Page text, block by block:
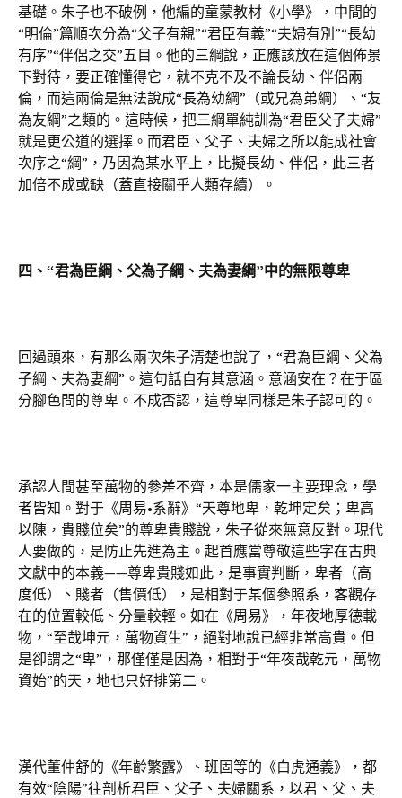
基礎。朱子也不破例，他編的童蒙教材《小學》，中間的
“明倫”篇順次分為“父子有親”“君臣有義”“夫婦有別”“長幼
有序”“伴侶之交”五目。他的三綱說，正應該放在這個佈景
下對待，要正確懂得它，就不克不及不論長幼、伴侶兩
倫，而這兩倫是無法說成“長為幼綱”（或兄為弟綱）、“友
為友綱”之類的。這時候，把三綱單純訓為“君臣父子夫婦”
就是更公道的選擇。而君臣、父子、夫婦之所以能成社會
次序之“綱”，乃因為某水平上，比擬長幼、伴侶，此三者
加倍不成或缺（蓋直接關乎人類存續）。
四、“君為臣綱、父為子綱、夫為妻綱”中的無限尊卑
回過頭來，有那么兩次朱子清楚也說了，“君為臣綱、父為
子綱、夫為妻綱”。這句話自有其意涵。意涵安在？在于區
分腳色間的尊卑。不成否認，這尊卑同樣是朱子認可的。
承認人間甚至萬物的參差不齊，本是儒家一主要理念，學
者皆知。對于《周易•系辭》“天尊地卑，乾坤定矣；卑高
以陳，貴賤位矣”的尊卑貴賤說，朱子從來無意反對。現代
人要做的，是防止先進為主。起首應當尊敬這些字在古典
文獻中的本義——尊卑貴賤如此，是事實判斷，卑者（高
度低）、賤者（售價低），是相對于某個參照系，客觀存
在的位置較低、分量較輕。如在《周易》，年夜地厚德載
物，“至哉坤元，萬物資生”，絕對地說已經非常高貴。但
是卻謂之“卑”，那僅僅是因為，相對于“年夜哉乾元，萬物
資始”的天，地也只好排第二。
漢代董仲舒的《年齡繁露》、班固等的《白虎通義》，都
有效“陰陽”往剖析君臣、父子、夫婦關系，以君、父、夫